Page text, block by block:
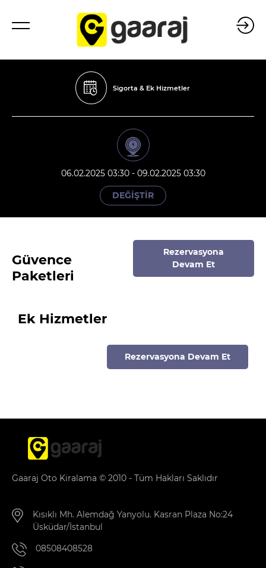
Sigorta & Ek Hizmetler
06.02.2025 03:30 - 09.02.2025 03:30
DEĞİŞTİR
Güvence
Paketleri
Rezervasyona
Devam Et
Ek Hizmetler
Rezervasyona Devam Et
Gaaraj Oto Kiralama © 2010 - Tüm Hakları Saklıdır
Kısıklı Mh. Alemdağ Yanyolu. Kasran Plaza No:24
Üsküdar/İstanbul
08508408528